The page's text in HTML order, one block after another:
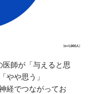
医師が「与えると思
やや思う」
経でつながってお